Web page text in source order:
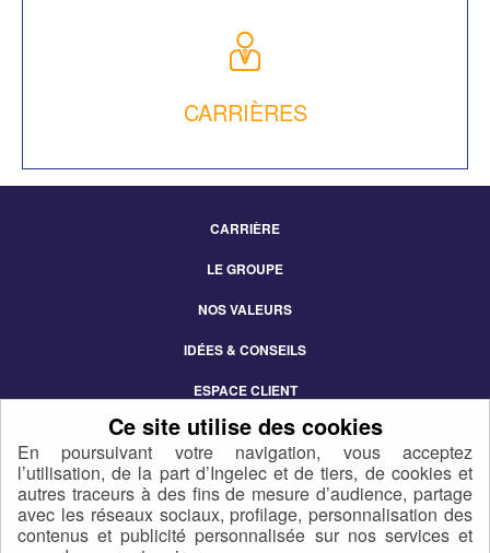
En poursuivant votre navigation, vous acceptez
l’utilisation, de la part d’Ingelec et de tiers, de cookies et
autres traceurs à des fins de mesure d’audience, partage
avec les réseaux sociaux, profilage, personnalisation des
contenus et publicité personnalisée sur nos services et
CARRIÈRES
CARRIÈRE
LE GROUPE
NOS VALEURS
IDÉES & CONSEILS
ESPACE CLIENT
CONTACT